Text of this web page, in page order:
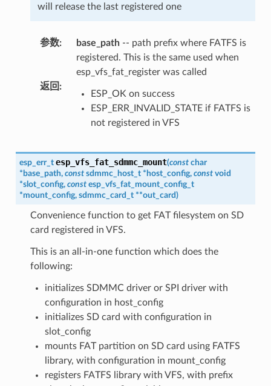
will release the last registered one
参数: base_path-- path prefix where FATFS is
registered. This is the same used when
esp_vfs_fat_register was called
返回 :
ESP_OK on success
ESP_ERR_INVALID_STATE if FATFS is
not registered in VFS
esp_err_t esp_vfs_fat_sdmmc_mount(const char
* base_path, const sdmmc_host_t * host_config, const void
*slot_config, const esp_vfs_fat_mount_config_t
*mount_config, sdmmc_card_t **out_card)
Convenience function to get FAT filesystem on SD
card registered in VFS.
This is an all-in-one function which does the
following:
initializes SDMMC driver or SPI driver with
configuration in host_config
initializes SD card with configuration in
slot_config
mounts FAT partition on SD card using FATFS
library, with configuration in mount_config
registers FATFS library with VFS, with prefix